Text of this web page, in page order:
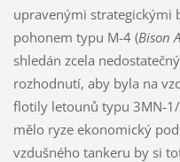
upravenými strategickými
pohonem typu M-4 (Bison A
shledán zcela
rozhodnutí, aby byla na
flotily letounů typu 3MN-1/
mělo ryze ekonomický
vzdušného tankeru by si